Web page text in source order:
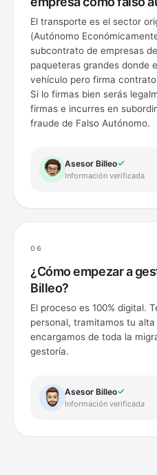
El transporte es el sector
(Autónomo
subcontrato de empresas
paqueteras grandes donde
vehículo pero firma
Si lo firmas bien serás
firmas e incurres en
fraude de Falso Autónomo.
Asesor Billeo
Información verificada
06
¿Cómo empezar a
Billeo?
El proceso es 100% digital.
personal, tramitamos tu
encargamos de toda la
gestoría.
Asesor Billeo
Información verificada